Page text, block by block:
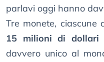
parlavi oggi hanno
Tre monete, ciascune
15 milioni di dollari
davvero unico al